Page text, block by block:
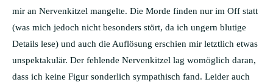
mir an Nervenkitzel mangelte. Die Morde finden nur im Off statt
(was mich jedoch nicht besonders stört, da ich ungern blutige
Details lese) und auch die Auflösung erschien mir letztlich etwas
unspektakulär. Der fehlende Nervenkitzel lag womöglich daran,
dass ich keine Figur sonderlich sympathisch fand. Leider auch